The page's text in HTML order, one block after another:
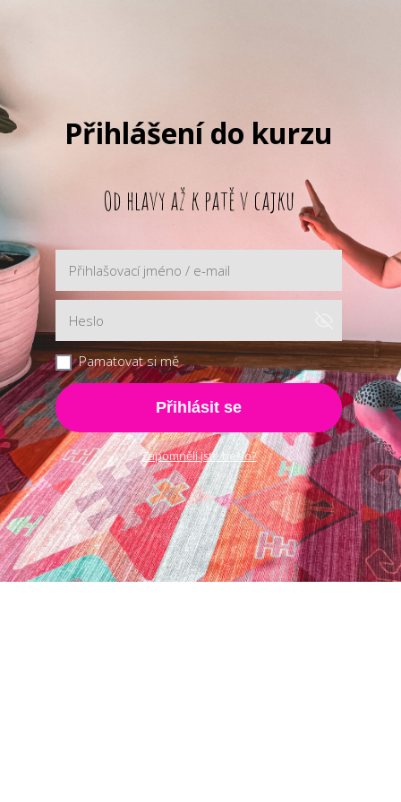
Přihlášení do kurzu
Od hlavy až k patě v cajku
Pamatovat si mě
Přihlásit se
Zapomněli jste heslo?